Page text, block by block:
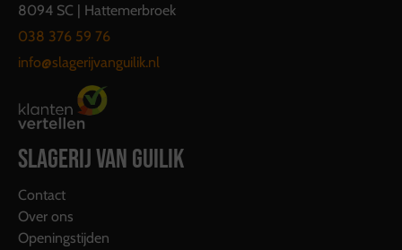
8094 SC | Hattemerbroek
038 376 59 76
info@slagerijvanguilik.nl
SLAGERIJ VAN GUILIK
Contact
Over ons
Openingstijden